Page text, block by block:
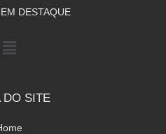
DESTAQUE
DO SITE